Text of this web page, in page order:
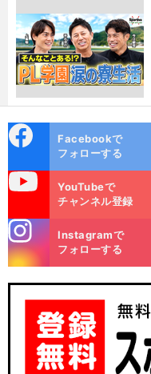
ok
Facebookで
フォローする
YouTubeで
チャンネル登録
m
Instagramで
フォローする